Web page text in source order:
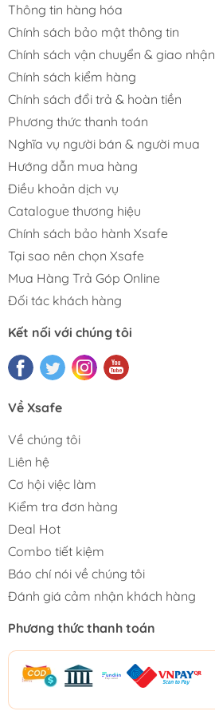
Thông tin hàng hóa
Chính sách bảo mật thông tin
Chính sách vận chuyển & giao nhận
Chính sách kiểm hàng
Chính sách đổi trả & hoàn tiền
Phương thức thanh toán
Nghĩa vụ người bán & người mua
Hướng dẫn mua hàng
Điều khoản dịch vụ
Catalogue thương hiệu
Chính sách bảo hành Xsafe
Tại sao nên chọn Xsafe
Mua Hàng Trả Góp Online
Đối tác khách hàng
Kết nối với chúng tôi
Về Xsafe
Về chúng tôi
Liên hệ
Cơ hội việc làm
Kiểm tra đơn hàng
Deal Hot
Combo tiết kiệm
Báo chí nói về chúng tôi
Đánh giá cảm nhận khách hàng
Phương thức thanh toán